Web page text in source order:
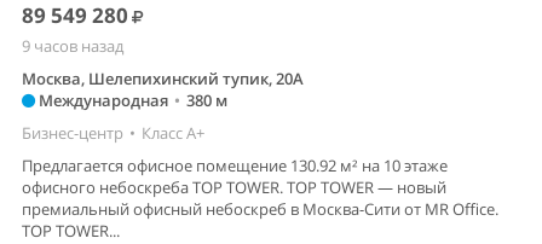
89 549 280
9 часов назад
Москва, Шелепихинский тупик, 20А
Международная • 380 м
Бизнес-центр • Класс A+
Предлагается офисное помещение 130.92 м² на 10 этаже
офисного небоскреба TOP TOWER. TOP TOWER — новый
премиальный офисный небоскреб в Москва-Сити от MR Office.
TOP TOWER...